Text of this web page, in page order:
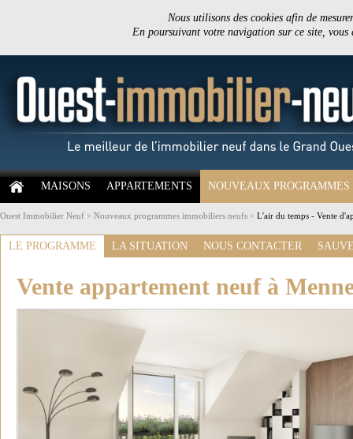
Nous utilisons des cookies afin de
En poursuivant votre navigation sur ce site,
MAISONS APPARTEMENTS NOUVEAUX PROGRAMMES
Ouest Immobilier Neuf > Nouveaux programmes immobiliers neufs > L'air du temps - Vente
LE PROGRAMME LA SITUATION NOUS CONTACTER
Vente appartement neuf à